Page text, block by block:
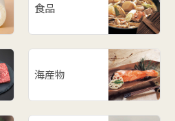
食品
海産物